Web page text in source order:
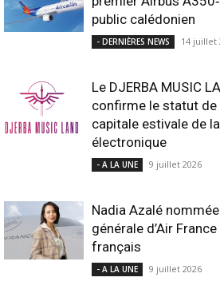
public calédonien
- DERNIÈRES NEWS 14 juillet
Le DJERBA MUSIC
confirme le statut
capitale estivale de
électronique
- A LA UNE 9 juillet 2026
Nadia Azalé
générale d’Air
français
- A LA UNE 9 juillet 2026